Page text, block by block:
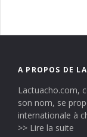
A PROPOS DE
Lactuacho.com,
son nom, se
internationale à
>> Lire la suite